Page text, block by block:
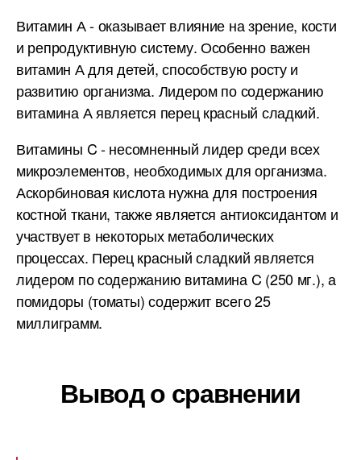
Витамин А - оказывает влияние на зрение, кости
и репродуктивную систему. Особенно важен
витамин А для детей, способствую росту и
развитию организма. Лидером по содержанию
витамина А является перец красный сладкий.
Витамины C - несомненный лидер среди всех
микроэлементов, необходимых для организма.
Аскорбиновая кислота нужна для построения
костной ткани, также является антиоксидантом и
участвует в некоторых метаболических
процессах. Перец красный сладкий является
лидером по содержанию витамина C (250 мг.), а
помидоры (томаты) содержит всего 25
миллиграмм.
Вывод о сравнении